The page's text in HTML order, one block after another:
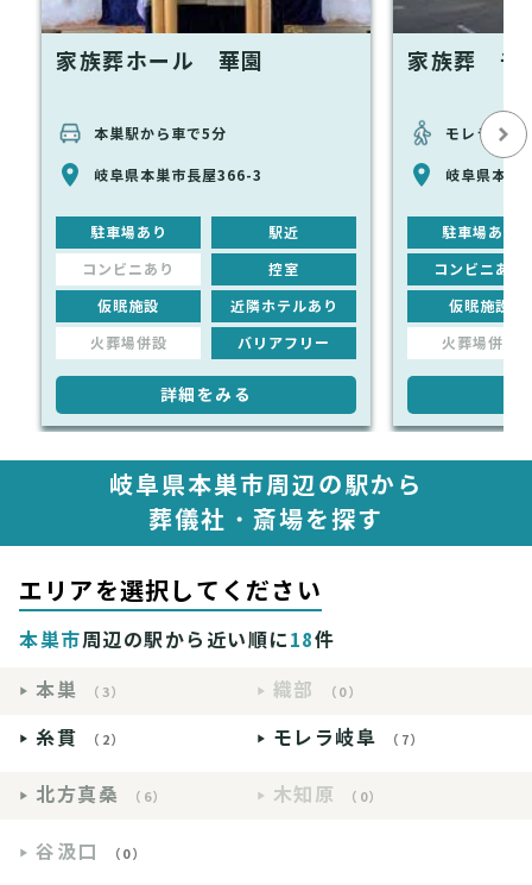
家族葬ホール 華園
本巣駅から車で5分
岐阜県本巣市長屋366-3
駐車場あり 駅近
コンビニあり 控室
仮眠施設 近隣ホテルあり
火葬場併設 バリアフリー
詳細をみる
家族葬 千
モレラ岐阜
岐阜県本巣
駐車場あり
コンビニあり
仮眠施設
火葬場併設
岐阜県本巣市周辺の駅から
葬儀社・斎場を探す
エリアを選択してください
本巣市周辺の駅から近い順に18件
本巣
（3） 織部 （0）
糸貫 （2） モレラ岐阜 （7）
北方真桑 （6） 木知原 （0）
谷汲口 （0）